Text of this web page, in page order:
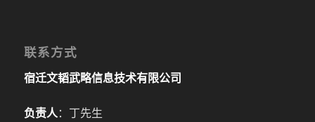
联系方式
宿迁文韬武略信息技术有限公司
负责人：丁先生